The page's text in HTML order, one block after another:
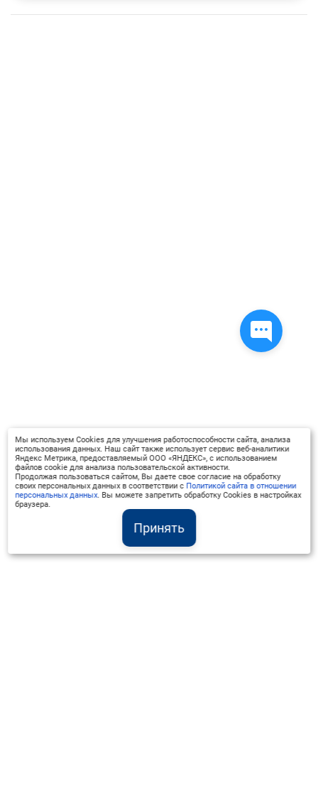
Принять
Мы используем Cookies для улучшения работоспособности сайта, анализа
использования данных. Наш сайт также использует сервис веб-аналитики
Яндекс Метрика, предоставляемый ООО «ЯНДЕКС», с использованием
файлов cookie для анализа пользовательской активности.
Продолжая пользоваться сайтом, Вы даете свое согласие на обработку
своих персональных данных в соответствии с Политикой сайта в отношении
персональных данных. Вы можете запретить обработку Cookies в настройках
браузера.